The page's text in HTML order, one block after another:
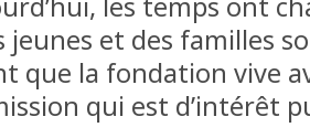
jeunes et des familles
que la fondation vive
qui est d’intérêt